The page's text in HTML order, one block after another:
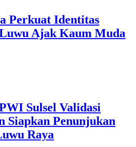
Perkuat Identitas
Ajak Kaum Muda
Sulsel Validasi
Siapkan Penunjukan
Raya